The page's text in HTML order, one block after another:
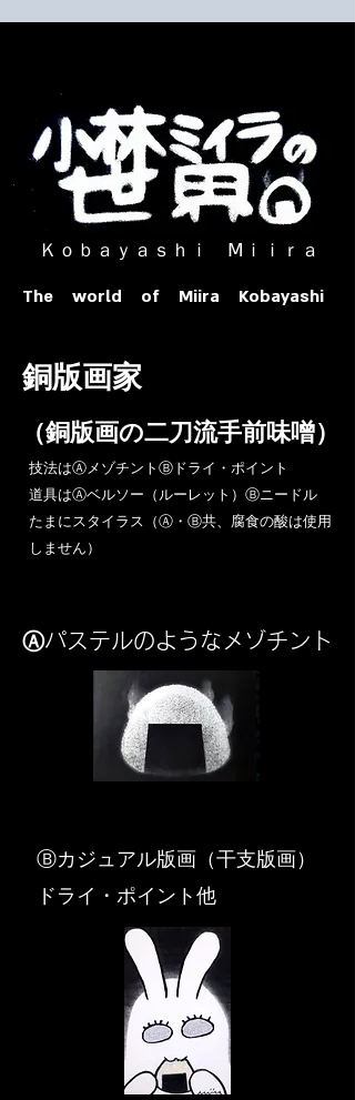
ｏｂａｙａｓｈｉ Ⅿｉｉｒａ​
The world of Miira Kobayashi
​銅版画家
​（銅版画の二刀流手前味噌）
​技法はⒶメゾチントⒷドライ・ポイント
道具はⒶベルソー（ルーレット）Ⓑニードル
​たまにスタイラス（Ⓐ・Ⓑ共、腐食の酸は使用
しません）
Ⓐパステルのようなメゾチント
​Ⓑカジュアル版画（干支版画）
ドライ・ポイント他